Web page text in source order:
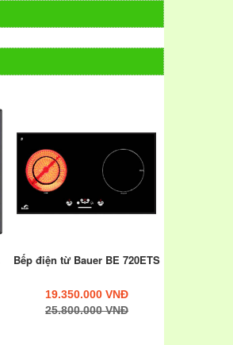
Bếp điện từ Bauer BE 720ETS
19.350.000 VNĐ
25.800.000 VNĐ